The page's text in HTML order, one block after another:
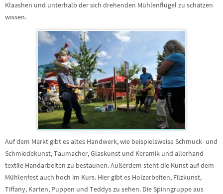
Klaashen und unterhalb der sich drehenden Mühlenflügel zu schätzen
wissen.
Auf dem Markt gibt es altes Handwerk, wie beispielsweise Schmuck- und
Schmiedekunst, Taumacher, Glaskunst und Keramik und allerhand
textile Handarbeiten zu bestaunen. Außerdem steht die Kunst auf dem
Mühlenfest auch hoch im Kurs. Hier gibt es Holzarbeiten, Filzkunst,
Tiffany, Karten, Puppen und Teddys zu sehen. Die Spinngruppe aus